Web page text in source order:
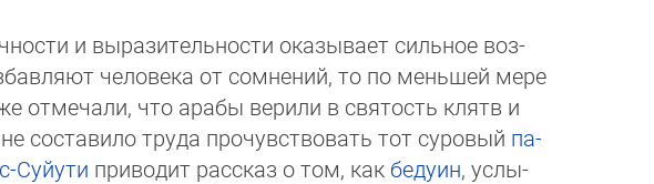
и выразительности оказывает сильное воз­
человека от сомнений, то по меньшей мере
что арабы верили в святость клятв и
составило труда прочувствовать тот су­ровый па­
Суйути приводит рассказ о том, как бе­ду­ин, ус­лы­